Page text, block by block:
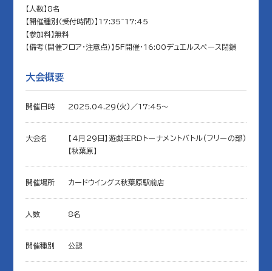
【人数】8名
【開催種別（受付時間）】17:35~17:45
【参加料】無料
【備考（開催フロア・注意点）】5F開催・16:00デュエルスペース閉鎖
大会概要
開催日時 2025.04.29(火)／17:45〜
大会名
【4月29日】遊戯王RDトーナメントバトル(フリーの部)
【秋葉原】
開催場所 カードウイングス秋葉原駅前店
人数 8名
開催種別 公認